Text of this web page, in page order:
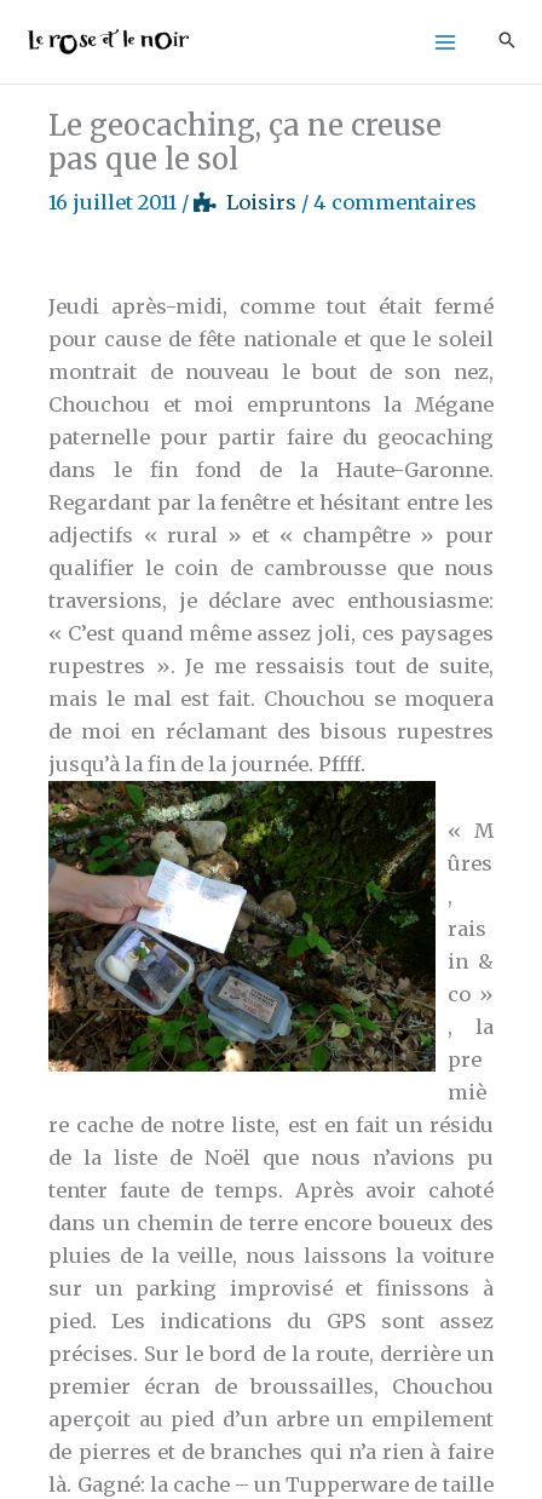
contenu
Le geocaching, ça ne creuse
pas que le sol
16 juillet 2011 / Loisirs / 4 commentaires
Jeudi après-midi, comme tout était fermé
pour cause de fête nationale et que le soleil
montrait de nouveau le bout de son nez,
Chouchou et moi empruntons la Mégane
paternelle pour partir faire du geocaching
dans le fin fond de la Haute-Garonne.
Regardant par la fenêtre et hésitant entre les
adjectifs « rural » et « champêtre » pour
qualifier le coin de cambrousse que nous
traversions, je déclare avec enthousiasme:
« C’est quand même assez joli, ces paysages
rupestres ». Je me ressaisis tout de suite,
mais le mal est fait. Chouchou se moquera
de moi en réclamant des bisous rupestres
jusqu’à la fin de la journée. Pffff.
« M
ûres
,
rais
in &
co »
, la
pre
miè
re cache de notre liste, est en fait un résidu
de la liste de Noël que nous n’avions pu
tenter faute de temps. Après avoir cahoté
dans un chemin de terre encore boueux des
pluies de la veille, nous laissons la voiture
sur un parking improvisé et finissons à
pied. Les indications du GPS sont assez
précises. Sur le bord de la route, derrière un
premier écran de broussailles, Chouchou
aperçoit au pied d’un arbre un empilement
de pierres et de branches qui n’a rien à faire
là. Gagné: la cache – un Tupperware de taille